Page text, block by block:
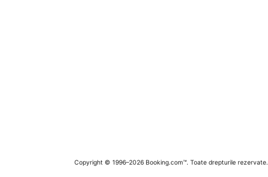
Copyright © 1996–2026 Booking.com™. Toate drepturile rezervate.